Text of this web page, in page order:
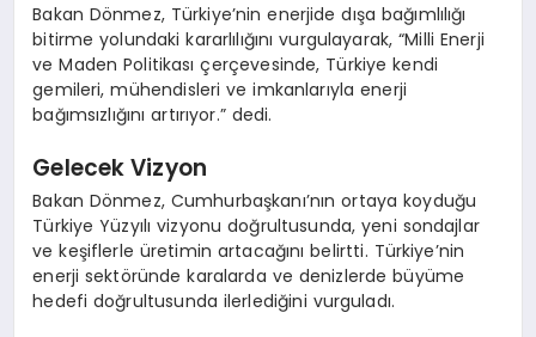
Bakan Dönmez, Türkiye’nin enerjide dışa bağımlılığı
bitirme yolundaki kararlılığını vurgulayarak, “Milli Enerji
ve Maden Politikası çerçevesinde, Türkiye kendi
gemileri, mühendisleri ve imkanlarıyla enerji
bağımsızlığını artırıyor.” dedi.
Gelecek Vizyon
Bakan Dönmez, Cumhurbaşkanı’nın ortaya koyduğu
Türkiye Yüzyılı vizyonu doğrultusunda, yeni sondajlar
ve keşiflerle üretimin artacağını belirtti. Türkiye’nin
enerji sektöründe karalarda ve denizlerde büyüme
hedefi doğrultusunda ilerlediğini vurguladı.